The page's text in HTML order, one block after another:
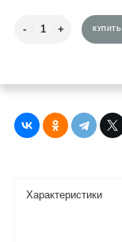
КУПИТЬ
Характеристики